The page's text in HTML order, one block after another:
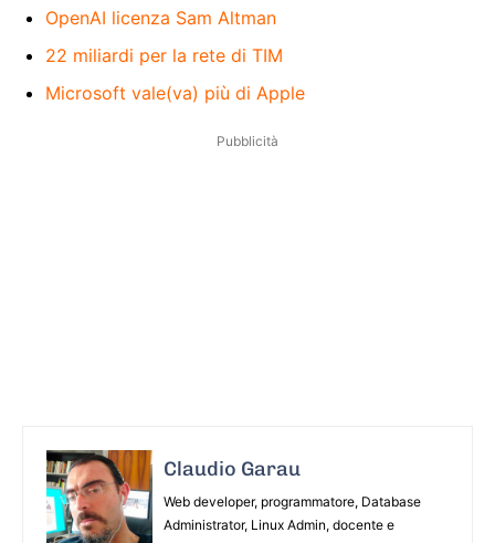
OpenAI licenza Sam Altman
22 miliardi per la rete di TIM
Microsoft vale(va) più di Apple
Pubblicità
Claudio Garau
Web developer, programmatore, Database
Administrator, Linux Admin, docente e